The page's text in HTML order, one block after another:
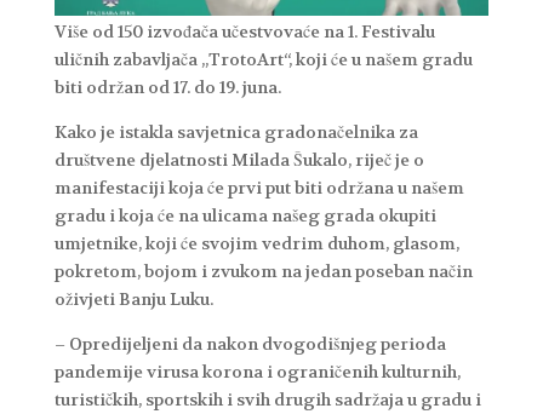
Više od 150 izvođača učestvovaće na 1. Festivalu
uličnih zabavljača „TrotoArt“, koji će u našem gradu
biti održan od 17. do 19. juna.
Kako je istakla savjetnica gradonačelnika za
društvene djelatnosti Milada Šukalo, riječ je o
manifestaciji koja će prvi put biti održana u našem
gradu i koja će na ulicama našeg grada okupiti
umjetnike, koji će svojim vedrim duhom, glasom,
pokretom, bojom i zvukom na jedan poseban način
oživjeti Banju Luku.
– Opredijeljeni da nakon dvogodišnjeg perioda
pandemije virusa korona i ograničenih kulturnih,
turističkih, sportskih i svih drugih sadržaja u gradu i